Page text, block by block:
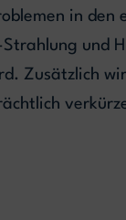
in
und
Zusätzlich